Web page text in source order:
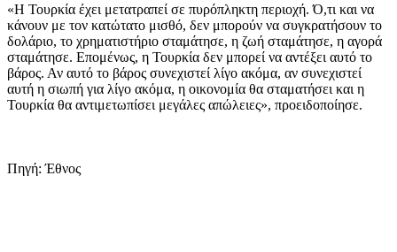
«Η Τουρκία έχει μετατραπεί σε πυρόπληκτη περιοχή. Ό,τι και να
κάνουν με τον κατώτατο μισθό, δεν μπορούν να συγκρατήσουν το
δολάριο, το χρηματιστήριο σταμάτησε, η ζωή σταμάτησε, η αγορά
σταμάτησε. Επομένως, η Τουρκία δεν μπορεί να αντέξει αυτό το
βάρος. Αν αυτό το βάρος συνεχιστεί λίγο ακόμα, αν συνεχιστεί
αυτή η σιωπή για λίγο ακόμα, η οικονομία θα σταματήσει και η
Τουρκία θα αντιμετωπίσει μεγάλες απώλειες», προειδοποίησε.
Πηγή: Έθνος